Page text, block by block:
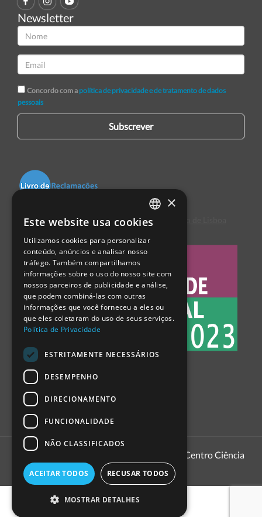
Newsletter
Concordo com a política de privacidade e de tratamento de dados
pessoais
Subscrever
Centro de Arbitragem de Conflitos de Consumo de Lisboa
1999 - 2026
Pavilhão do Conhecimento | Centro Ciência
PORTUGUESE
ENGLISH
SPANISH
×
Este website usa cookies
Utilizamos cookies para personalizar
conteúdo, anúncios e analisar nosso
tráfego. Também compartilhamos
informações sobre o uso do nosso site com
nossos parceiros de publicidade e análise,
que podem combiná-las com outras
informações que você forneceu a eles ou
que eles coletaram do uso de seus serviços.
Política de Privacidade
ESTRITAMENTE NECESSÁRIOS
DESEMPENHO
DIRECIONAMENTO
FUNCIONALIDADE
NÃO CLASSIFICADOS
ACEITAR TODOS RECUSAR TODOS
MOSTRAR DETALHES